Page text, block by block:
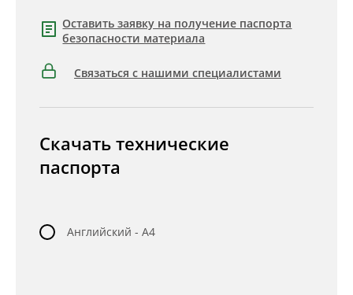
Оставить заявку на получение паспорта
безопасности материала
Связаться с нашими специалистами
Скачать технические
паспорта
Английский - A4